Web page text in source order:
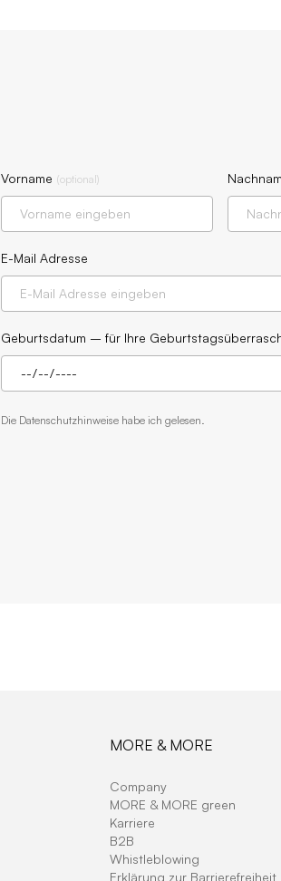
Vorname (optional)
E-Mail Adresse
Geburtsdatum – für Ihre
Die Datenschutzhinweise habe ich gelesen.
MORE & MORE
Company
MORE & MORE green
Karriere
B2B
Whistleblowing
Erklärung zur Barrierefreiheit